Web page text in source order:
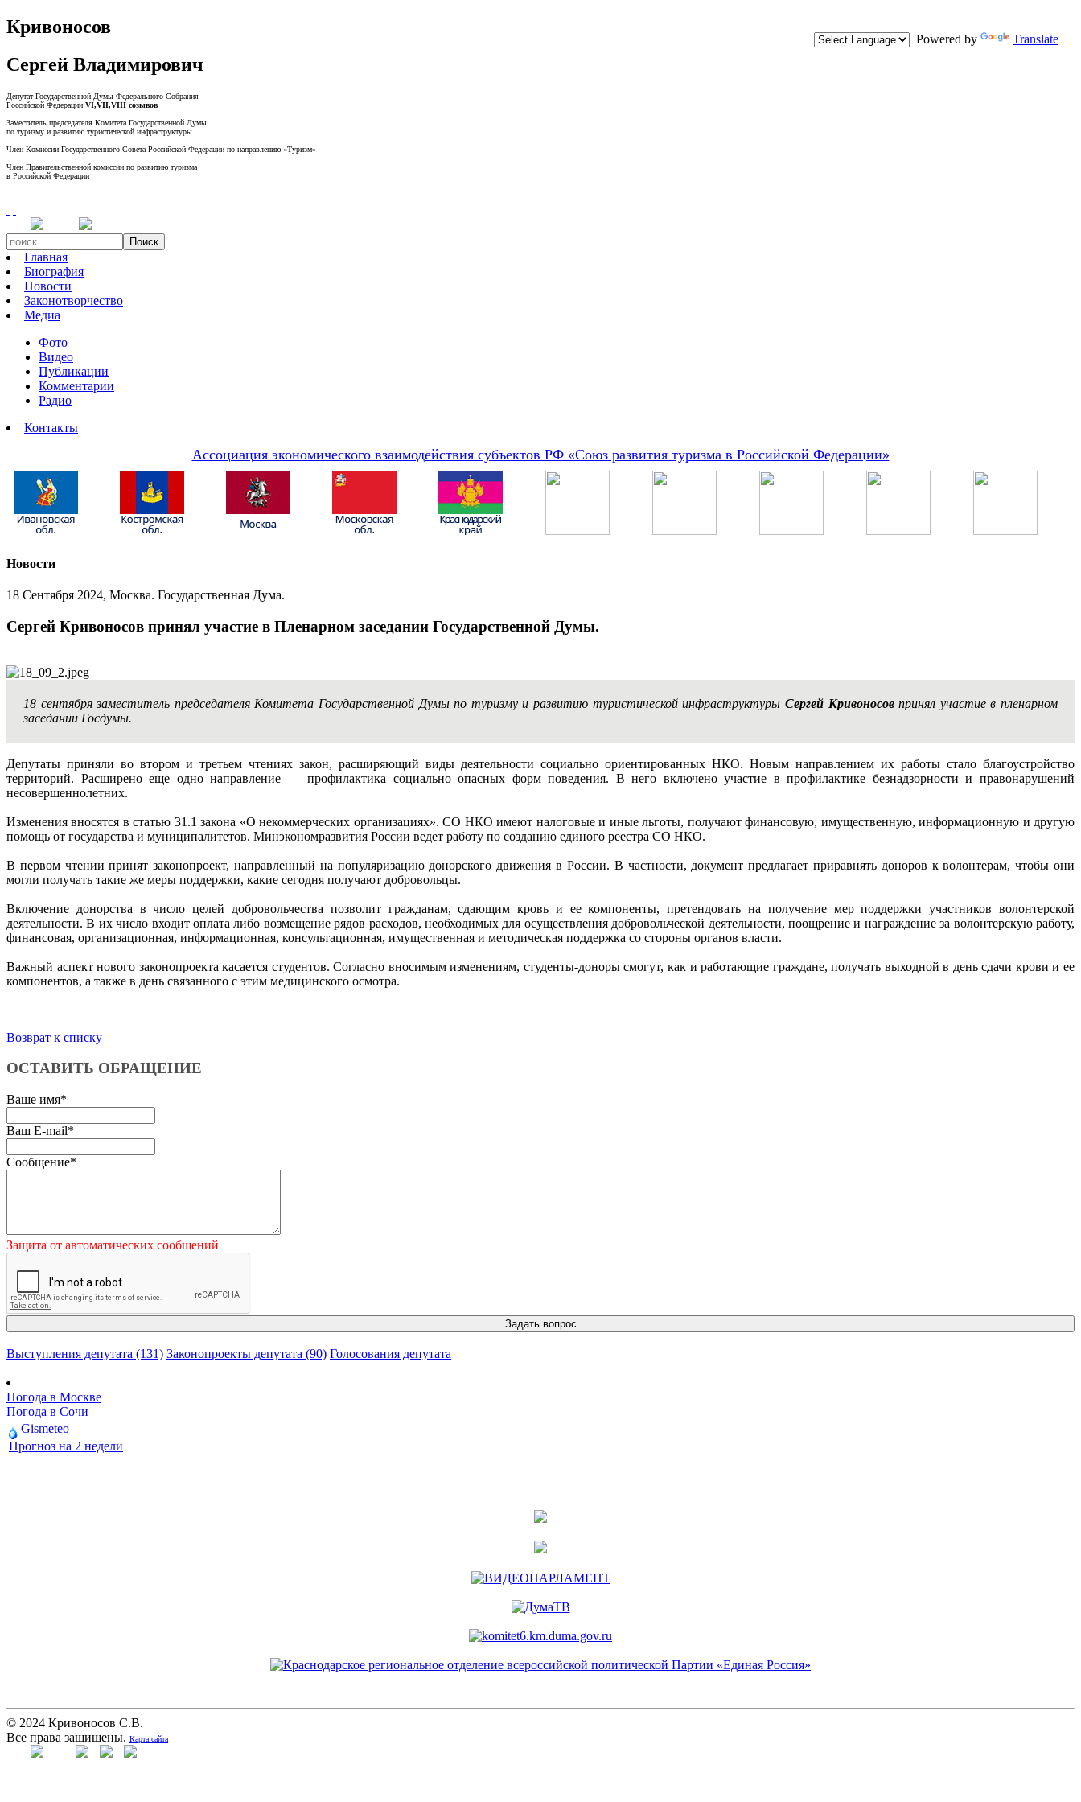
Powered by Translate
Кривоносов
Сергей Владимирович
Депутат Государственной Думы Федерального Собрания
Российской Федерации VI,VII,VIII созывов
Заместитель председателя Комитета Государственной Думы
по туризму и развитию туристической инфраструктуры
Член Комиссии Государственного Совета Российской Федерации по направлению «Туризм»
Член Правительственной комиссии по развитию туризма
в Российской Федерации
Поиск
Главная
Биография
Новости
Законотворчество
Медиа
Фото
Видео
Публикации
Комментарии
Радио
Контакты
Ассоциация экономического взаимодействия субъектов РФ «Союз развития туризма в Российской Федерации»
Новости
18 Сентября 2024, Москва. Государственная Дума.
Сергей Кривоносов принял участие в Пленарном заседании Государственной Думы.
18 сентября заместитель председателя Комитета Государственной Думы по туризму и развитию туристической инфраструктуры Сергей Кривоносовпринял участие в пленарном
заседании Госдумы.
Депутаты приняли во втором и третьем чтениях закон, расширяющий виды деятельности социально ориентированных НКО. Новым направлением их работы стало благоустройство
территорий. Расширено еще одно направление — профилактика социально опасных форм поведения. В него включено участие в профилактике безнадзорности и правонарушений
несовершеннолетних.
Изменения вносятся в статью 31.1 закона «О некоммерческих организациях». СО НКО имеют налоговые и иные льготы, получают финансовую, имущественную, информационную и другую
помощь от государства и муниципалитетов. Минэкономразвития России ведет работу по созданию единого реестра СО НКО.
В первом чтении принят законопроект, направленный на популяризацию донорского движения в России. В частности, документ предлагает приравнять доноров к волонтерам, чтобы они
могли получать такие же меры поддержки, какие сегодня получают добровольцы.
Включение донорства в число целей добровольчества позволит гражданам, сдающим кровь и ее компоненты, претендовать на получение мер поддержки участников волонтерской
деятельности. В их число входит оплата либо возмещение рядов расходов, необходимых для осуществления добровольческой деятельности, поощрение и награждение за волонтерскую работу,
финансовая, организационная, информационная, консультационная, имущественная и методическая поддержка со стороны органов власти.
Важный аспект нового законопроекта касается студентов. Согласно вносимым изменениям, студенты-доноры смогут, как и работающие граждане, получать выходной в день сдачи крови и ее
компонентов, а также в день связанного с этим медицинского осмотра.
Возврат к списку
ОСТАВИТЬ ОБРАЩЕНИЕ
Ваше имя*
Ваш E-mail*
Сообщение*
Защита от автоматических сообщений
Выступления депутата (131) Законопроекты депутата (90) Голосования депутата
Погода в Москве
Погода в Сочи
Gismeteo
Прогноз на 2 недели
© 2024 Кривоносов С.В.
Все права защищены. Карта сайта